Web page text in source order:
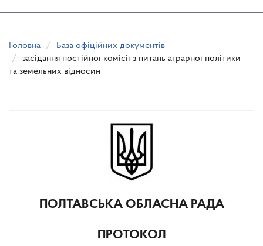
Головна
База офіційних документів
засідання постійної комісії з питань аграрної політики
та земельних відносин
ПОЛТАВСЬКА ОБЛАСНА РАДА
ПРОТОКОЛ